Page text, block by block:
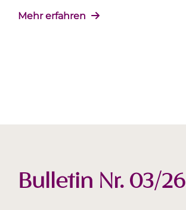
Mehr erfahren
Bulletin Nr. 03/26